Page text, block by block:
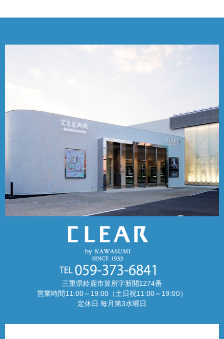
三重県鈴鹿市算所字新開1274番
営業時間11:00～19:00（土日祝11:00～19:00）
定休日 毎月第3水曜日